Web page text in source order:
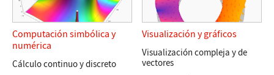
Computación simbólica y
numérica
Cálculo continuo y discreto
Visualización y gráficos
Visualización compleja y de
vectores